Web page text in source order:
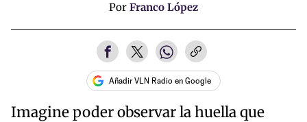
Por Franco López
Añadir VLN Radio en Google
Imagine poder observar la huella que